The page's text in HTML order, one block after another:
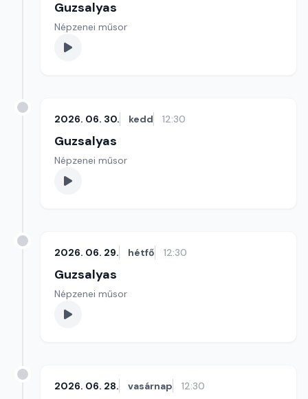
Guzsalyas
Népzenei műsor
2026. 06. 30. kedd 12:30
Guzsalyas
Népzenei műsor
2026. 06. 29. hétfő 12:30
Guzsalyas
Népzenei műsor
2026. 06. 28. vasárnap 12:30